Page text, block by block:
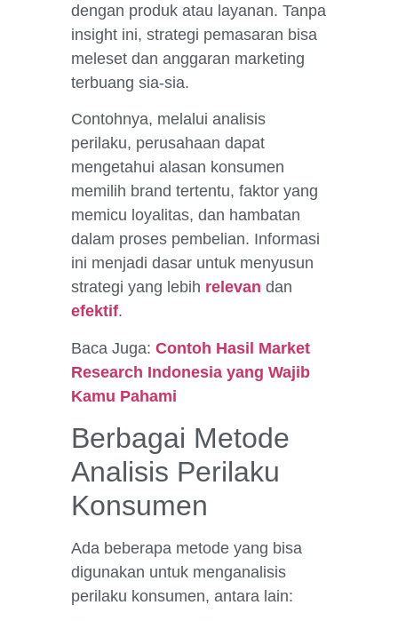
dengan produk atau layanan. Tanpa
insight ini, strategi pemasaran bisa
meleset dan anggaran marketing
terbuang sia-sia.
Contohnya, melalui analisis
perilaku, perusahaan dapat
mengetahui alasan konsumen
memilih brand tertentu, faktor yang
memicu loyalitas, dan hambatan
dalam proses pembelian. Informasi
ini menjadi dasar untuk menyusun
strategi yang lebih relevan dan
efektif.
Baca Juga: Contoh Hasil Market
Research Indonesia yang Wajib
Kamu Pahami
Berbagai Metode
Analisis Perilaku
Konsumen
Ada beberapa metode yang bisa
digunakan untuk menganalisis
perilaku konsumen, antara lain: